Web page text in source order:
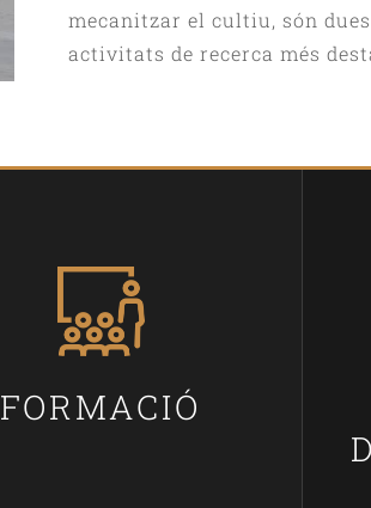
mecanitzar el cultiu, són dues
activitats de recerca més
FORMACIÓ